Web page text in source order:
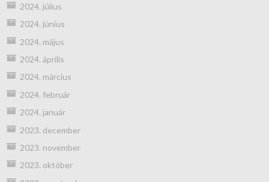
2024. július
2024. június
2024. május
2024. április
2024. március
2024. február
2024. január
2023. december
2023. november
2023. október